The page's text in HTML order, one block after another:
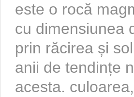
este o rocă
cu dimensiunea
prin răcirea și
anii de tendințe
acesta.